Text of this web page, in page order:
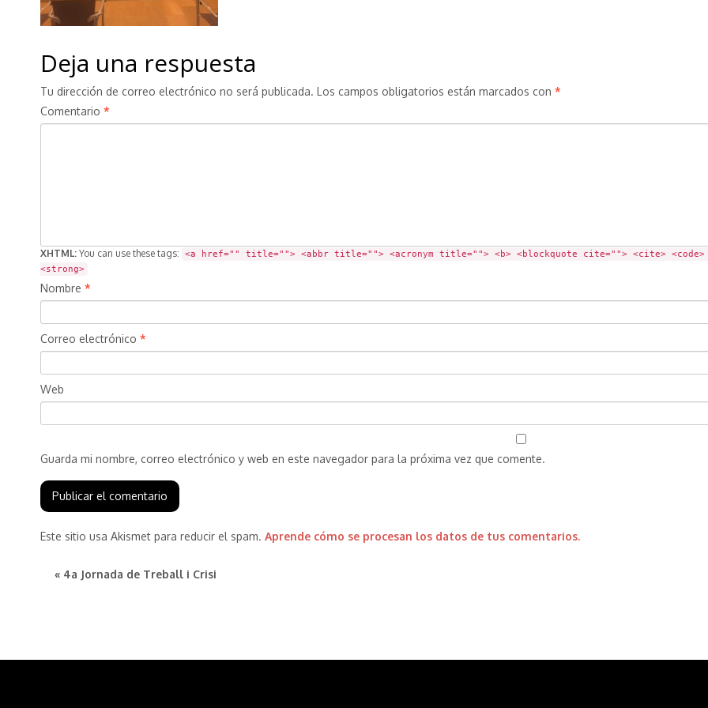
Deja una respuesta
Tu dirección de correo electrónico no será publicada. Los campos obligatorios están marcados con *
Comentario *
XHTML: You can use these tags:
<a href="" title=""> <abbr title=""> <acronym title=""> <b> <blockquote cite=""> <cite> <code>
<strong>
Nombre *
Correo electrónico *
Web
Guarda mi nombre, correo electrónico y web en este navegador para la próxima vez que comente.
Este sitio usa Akismet para reducir el spam. Aprende cómo se procesan los datos de tus comentarios.
« 4a Jornada de Treball i Crisi